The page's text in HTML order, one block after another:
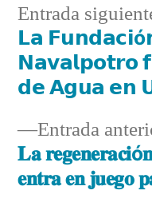
Entrada
𝐋𝐚
𝐞𝐧𝐭𝐫𝐚 𝐞𝐧 𝐣𝐮𝐞𝐠𝐨
Entrada
𝗟𝗮
𝗡𝗮𝘃𝗮𝗹𝗽𝗼𝘁𝗿𝗼
𝗱𝗲 𝗔𝗴𝘂𝗮 𝗲𝗻